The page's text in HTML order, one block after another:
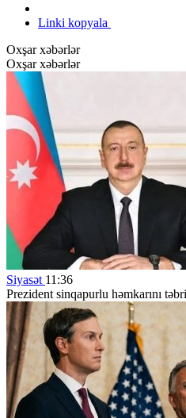
Linki kopyala
Oxşar xəbərlər
Oxşar xəbərlər
Siyasət 11:36
Prezident sinqapurlu həmkarını